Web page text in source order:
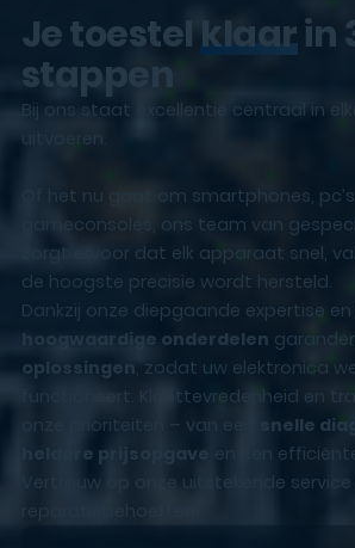
Je toestelklaarin
stappen
Bij ons staat excellentie centraal in
uitvoeren.
Of het nu gaat om smartphones,
gameconsoles, ons team van
zorgt ervoor dat elk apparaat snel,
de hoogste precisie wordt hersteld.
Dankzij onze diepgaande expertise en
hoogwaardige onderdelen
oplossingen , zodat uw elektronica
functioneert. Klanttevredenheid en
onze prioriteiten – van een
snelle
heldere prijsopgave
en een
Vertrouw op onze uitstekende
reparatiebehoeften!